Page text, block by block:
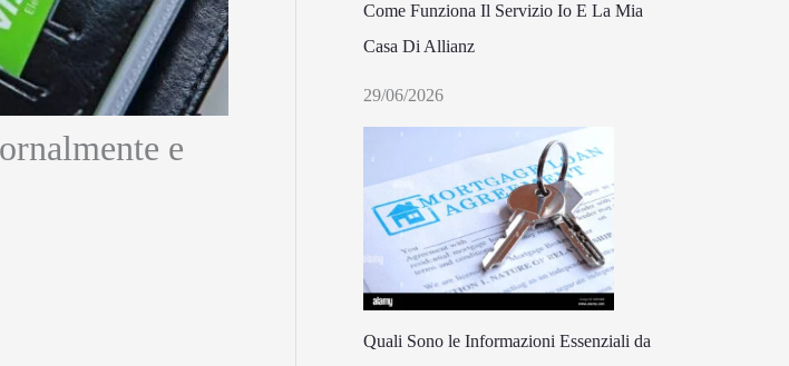
e
Come Funziona Il Servizio Io E La Mia
Casa Di Allianz
29/06/2026
Quali Sono le Informazioni Essenziali da